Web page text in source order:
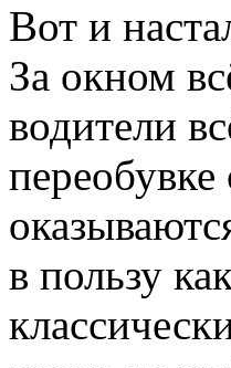
Вот и
За окном
водители
в пользу